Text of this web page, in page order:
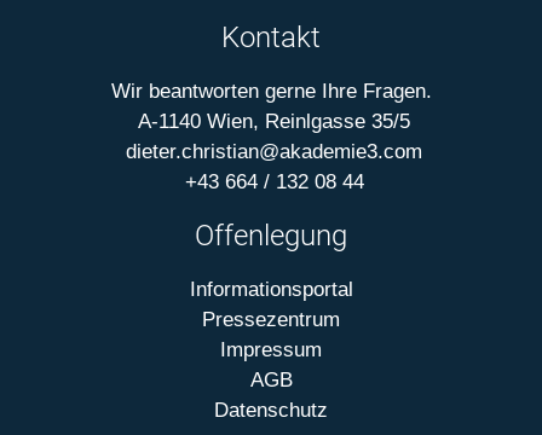
Kontakt
Wir beantworten gerne Ihre Fragen.
A-1140 Wien, Reinlgasse 35/5
dieter.christian@akademie3.com
+43 664 / 132 08 44
Offenlegung
Informationsportal
Pressezentrum
Impressum
AGB
Datenschutz